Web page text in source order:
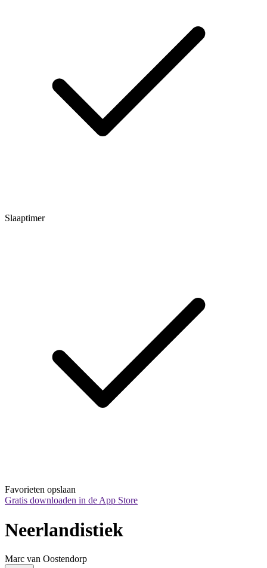
Slaaptimer
Favorieten opslaan
Gratis downloaden in de App Store
Neerlandistiek
Marc van Oostendorp